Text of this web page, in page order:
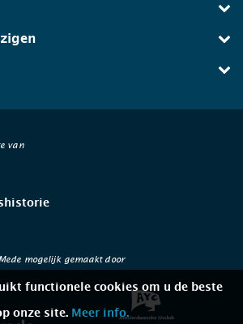
van
Mede mogelijk gemaakt door
functionele cookies om u de beste
onze site. Meer info.